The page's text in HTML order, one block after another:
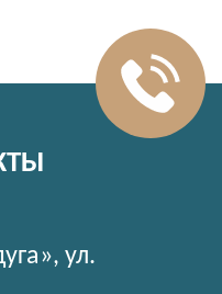
ул.